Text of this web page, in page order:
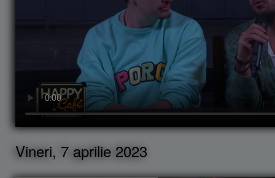
Vineri, 7 aprilie 2023